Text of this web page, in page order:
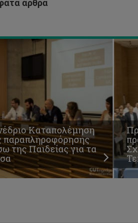
άρθρα
Καταπολέμηση
παραπληροφόρησης
της Παιδείας για τα